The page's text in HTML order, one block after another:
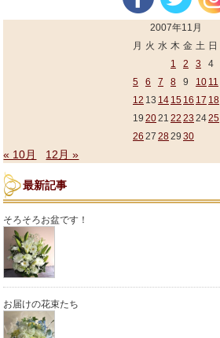
2007年11月
月 火 水 木 金 土 日
1
2 3
4
5
6 7 8 9 10 11
12 13 14 15 16 17 18
19 2021 22 23 2425
26 27 2829 30
« 10月 12月 »
最新記事
そろそろお盆です！
お届けの花束たち